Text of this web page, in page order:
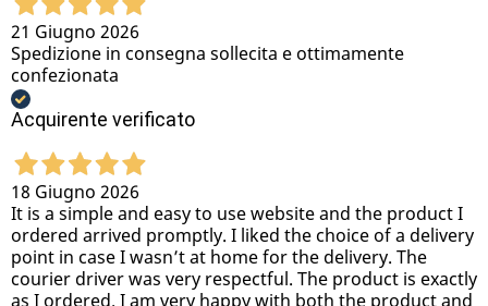
21 Giugno 2026
Spedizione in consegna sollecita e ottimamente
confezionata
Acquirente verificato
18 Giugno 2026
It is a simple and easy to use website and the product I
ordered arrived promptly. I liked the choice of a delivery
point in case I wasn’t at home for the delivery. The
courier driver was very respectful. The product is exactly
as I ordered. I am very happy with both the product and